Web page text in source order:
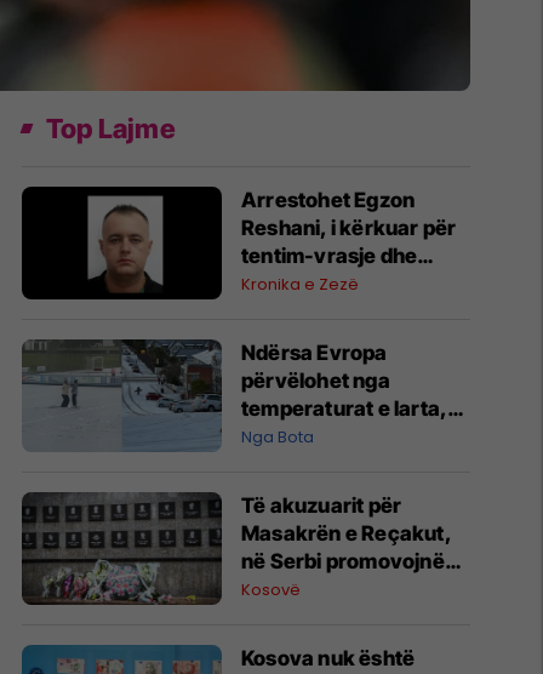
Top Lajme
Arrestohet Egzon
Reshani, i kërkuar për
tentim-vrasje dhe
fajde
Kronika e Zezë
Ndërsa Evropa
përvëlohet nga
temperaturat e larta,
Zelanda e Re goditet
Nga Bota
Të akuzuarit për
Masakrën e Reçakut,
në Serbi promovojnë
mohimin e krimit
Kosovë
Kosova nuk është